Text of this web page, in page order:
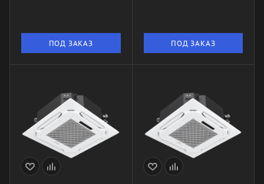
ПОД ЗАКАЗ ПОД ЗАКАЗ